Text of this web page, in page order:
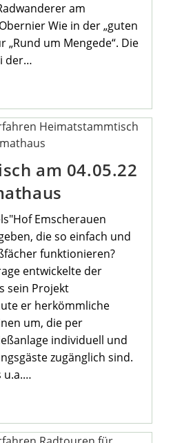
am
Wie in der „guten
„Rund um Mengede“. Die
der…
am 04.05.22
Emscherauen
die so einfach und
funktionieren?
entwickelte der
sein Projekt
er herkömmliche
um, die per
individuell und
zugänglich sind.
u.a.…